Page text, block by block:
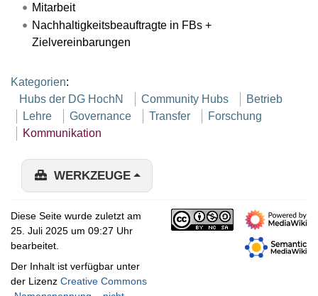
Mitarbeit
Nachhaltigkeitsbeauftragte in FBs +
Zielvereinbarungen
Kategorien:
Hubs der DG HochN
Community Hubs
Betrieb
Lehre
Governance Transfer
Forschung
Kommunikation
WERKZEUGE
Diese Seite wurde zuletzt am
25. Juli 2025 um 09:27 Uhr
bearbeitet.
Der Inhalt ist verfügbar unter
der Lizenz Creative Commons